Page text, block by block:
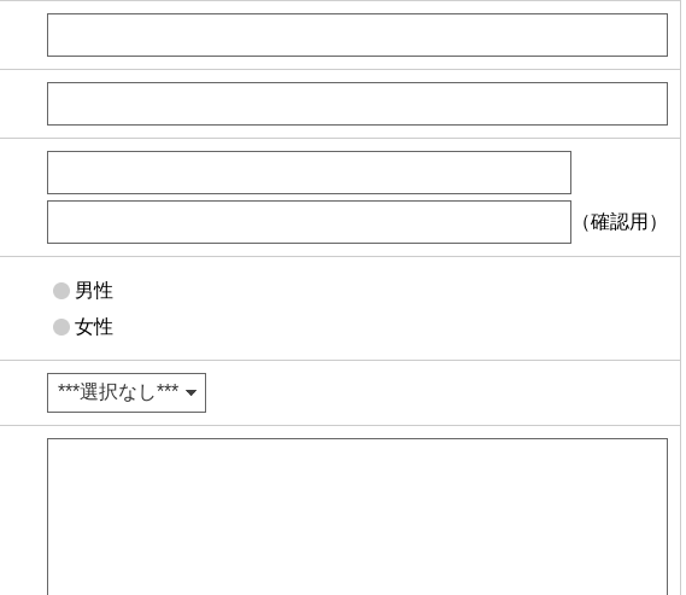
（確認用）
男性
女性